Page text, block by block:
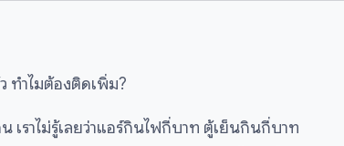
ทำไมต้องติดเพิ่ม?
เราไม่รู้เลยว่าแอร์กินไฟกี่บาท ตู้เย็นกินกี่บาท